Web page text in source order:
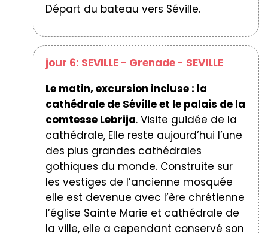
Départ du bateau vers Séville.
jour 6: SEVILLE - Grenade - SEVILLE
Le matin, excursion incluse : la
cathédrale de Séville et le palais de la
comtesse Lebrija. Visite guidée de la
cathédrale, Elle reste aujourd’hui l’une
des plus grandes cathédrales
gothiques du monde. Construite sur
les vestiges de l’ancienne mosquée
elle est devenue avec l’ère chrétienne
l’église Sainte Marie et cathédrale de
la ville, elle a cependant conservé son